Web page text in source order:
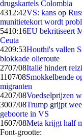
drugskartels Colombia
4312:42VS: kans op
munitietekort wordt
5410:16EU bekritiseert
Ceuta
4209:53Houthi's vallen
blokkade olieroute
2707/08Italië hindert
1107/08Smokkelbende
migranten
4207/08Voedselprijzen
3007/08Trump grijpt
geboorte in VS
1607/08Meta krijgt half
Font-grootte: